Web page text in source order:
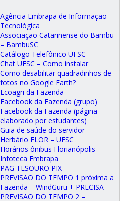
Agência Embrapa de Informação
Tecnológica
Associação Catarinense do Bambu
– BambuSC
Catálogo Telefônico UFSC
Chat UFSC – Como instalar
Como desabilitar quadradinhos de
fotos no Google Earth?
Ecoagri da Fazenda
Facebook da Fazenda (grupo)
Facebook da Fazenda (página
elaborado por estudantes)
Guia de saúde do servidor
Herbário FLOR – UFSC
Horários ônibus Florianópolis
Infoteca Embrapa
PAG TESOURO PIX
PREVISÃO DO TEMPO 1 próxima a
Fazenda – WindGuru + PRECISA
PREVISÃO DO TEMPO 2 –